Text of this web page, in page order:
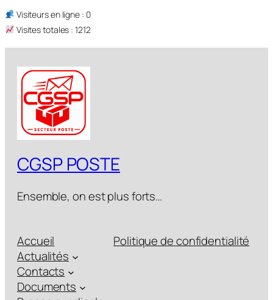
Visiteurs en ligne : 0
Visites totales : 1212
CGSP POSTE
Ensemble, on est plus forts…
Accueil
Actualités
Contacts
Documents
Politique de confidentialité